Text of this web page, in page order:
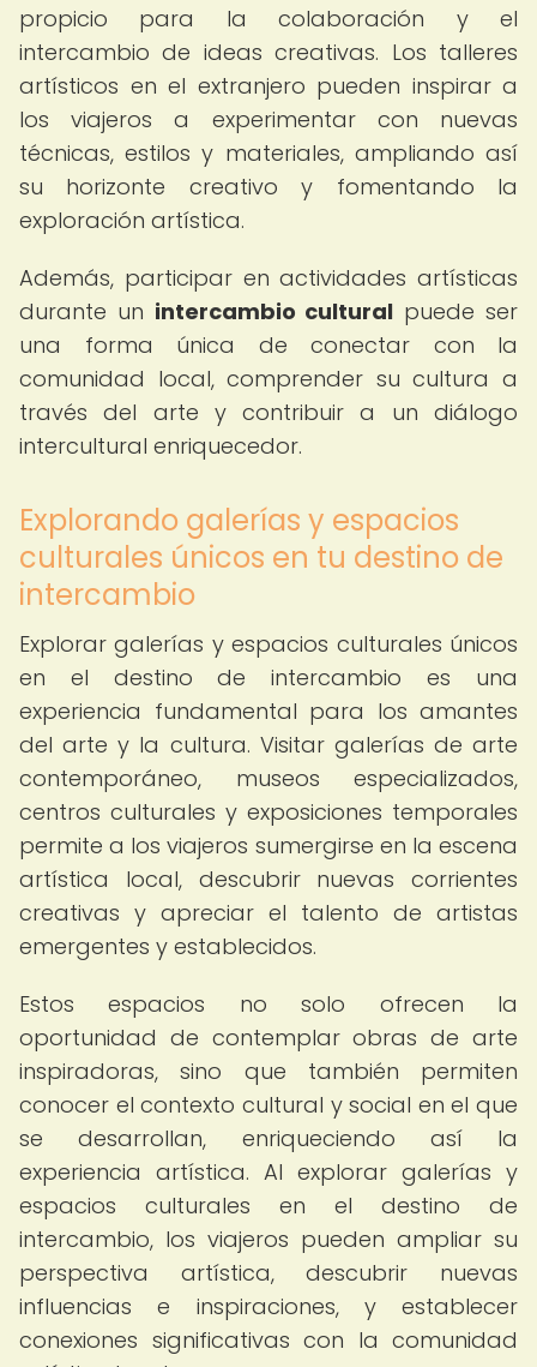
propicio para la colaboración y el
intercambio de ideas creativas. Los talleres
artísticos en el extranjero pueden inspirar a
los viajeros a experimentar con nuevas
técnicas, estilos y materiales, ampliando así
su horizonte creativo y fomentando la
exploración artística.
Además, participar en actividades artísticas
durante un intercambio cultural puede ser
una forma única de conectar con la
comunidad local, comprender su cultura a
través del arte y contribuir a un diálogo
intercultural enriquecedor.
Explorando galerías y espacios
culturales únicos en tu destino de
intercambio
Explorar galerías y espacios culturales únicos
en el destino de intercambio es una
experiencia fundamental para los amantes
del arte y la cultura. Visitar galerías de arte
contemporáneo, museos especializados,
centros culturales y exposiciones temporales
permite a los viajeros sumergirse en la escena
artística local, descubrir nuevas corrientes
creativas y apreciar el talento de artistas
emergentes y establecidos.
Estos espacios no solo ofrecen la
oportunidad de contemplar obras de arte
inspiradoras, sino que también permiten
conocer el contexto cultural y social en el que
se desarrollan, enriqueciendo así la
experiencia artística. Al explorar galerías y
espacios culturales en el destino de
intercambio, los viajeros pueden ampliar su
perspectiva artística, descubrir nuevas
influencias e inspiraciones, y establecer
conexiones significativas con la comunidad